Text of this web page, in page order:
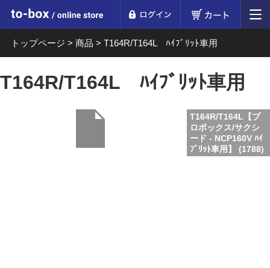
to-box online store
トップページ > 商品 > T164R/T164L ﾊｲﾌﾞﾘｯﾄ車用
T164R/T164L ﾊｲﾌﾞﾘｯﾄ車用
T164R/T164L【プ
ロボックス/サクシ
ード - NCP160V ﾊｲ
ﾌﾞﾘｯﾄ車用】 (1788)